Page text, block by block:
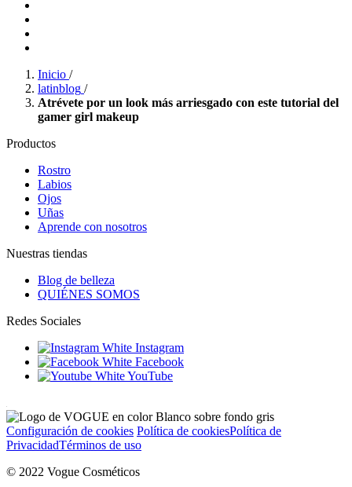
Inicio /
latinblog /
Atrévete por un look más arriesgado con este tutorial del
gamer girl makeup
Productos
Rostro
Labios
Ojos
Uñas
Aprende con nosotros
Nuestras tiendas
Blog de belleza
QUIÉNES SOMOS
Redes Sociales
Instagram
Facebook
YouTube
Configuración de cookies Política de cookiesPolítica de
PrivacidadTérminos de uso
© 2022 Vogue Cosméticos